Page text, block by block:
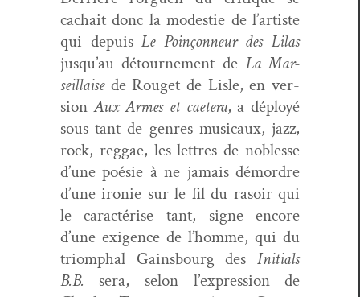
cachait donc la mod­estie de l’artiste
qui depuisLe Poinçon­neur des Lilas
jusqu’au détourne­ment de La Mar­
seil­laise de Rouget de Lisle, en ver­
sionAux Armes et caetera, a déployé
sous tant de gen­res musi­caux, jazz,
rock, reg­gae, les let­tres de noblesse
d’une poésie à ne jamais démor­dre
d’une ironie sur le fil du rasoir qui
le car­ac­térise tant, signe encore
d’une exi­gence de l’homme, qui du
tri­om­phal Gains­bourg desIni­tials
B.B. sera, selon l’expression de